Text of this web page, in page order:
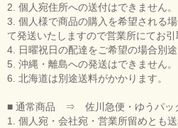
2. 個人宛住所への送付はできません。
3. 個人様で商品の購入を希望される
て発送いたしますので営業所にてお引
4. 日曜祝日の配達をご希望の場合別
5. 沖縄・離島への発送はできません。
6. 北海道は別途送料がかかります。
■ 通常商品 ⇒ 佐川急便・ゆうパック
1. 個人宛・会社宛・営業所留めとも送